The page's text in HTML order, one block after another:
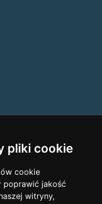
pliki cookie
cookie
poprawić jakość
witryny,